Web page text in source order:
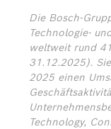
Die Bosch-
Technologie-
weltweit rund
31.12.2025).
2025 einen
Technology,